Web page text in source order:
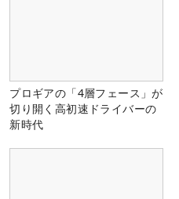
プロギアの「4層フェース」が
切り開く高初速ドライバーの
新時代